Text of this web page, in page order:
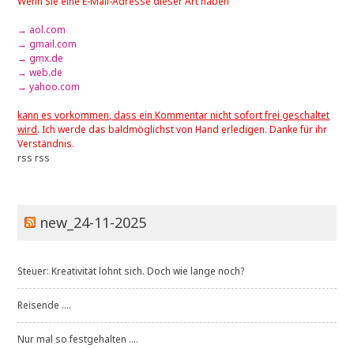
→ aol.com
→ gmail.com
→ gmx.de
→ web.de
→ yahoo.com
kann es vorkommen, dass ein Kommentar nicht sofort frei geschaltet
wird. Ich werde das baldmöglichst von Hand erledigen. Danke für ihr
Verständnis.
rss rss
new_24-11-2025
Steuer: Kreativität lohnt sich. Doch wie lange noch?
Reisende ....
Nur mal so festgehalten ....